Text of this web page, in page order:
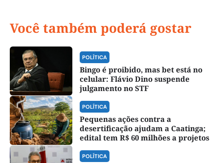
Você também poderá gostar
POLÍTICA
Bingo é proibido, mas bet está no
celular: Flávio Dino suspende
julgamento no STF
POLÍTICA
Pequenas ações contra a
desertificação ajudam a Caatinga;
edital tem R$ 60 milhões a projetos
POLÍTICA